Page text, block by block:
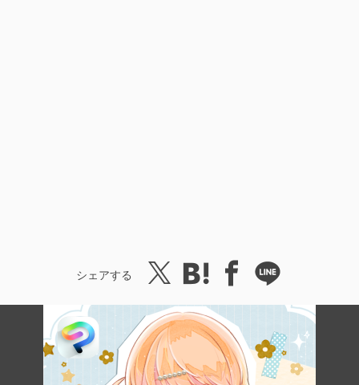
シェアする